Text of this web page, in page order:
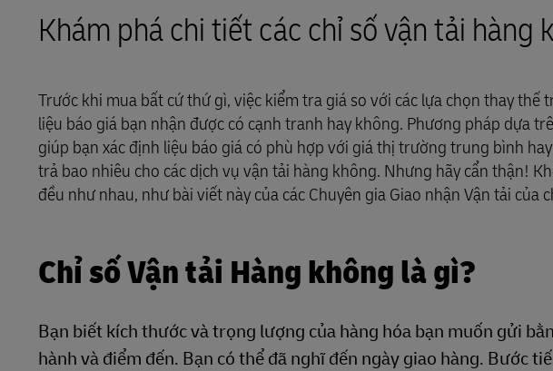
DHL SameDay
Tìm hiểu về Các Cổng thông
tin
Tìm hiểu về Các Cổng thông
tin
Khám phá chi tiết các chỉ số vận tải hàng
Trước khi mua bất cứ thứ gì, việc kiểm tra giá so với các lựa chọn thay
liệu báo giá bạn nhận được có cạnh tranh hay không. Phương pháp dựa
giúp bạn xác định liệu báo giá có phù hợp với giá thị trường trung bình
trả bao nhiêu cho các dịch vụ vận tải hàng không. Nhưng hãy cẩn thận!
đều như nhau, như bài viết này của các Chuyên gia Giao nhận Vận tải của
Chỉ số Vận tải Hàng không là gì?
Bạn biết kích thước và trọng lượng của hàng hóa bạn muốn gửi
hành và điểm đến. Bạn có thể đã nghĩ đến ngày giao hàng. Bước